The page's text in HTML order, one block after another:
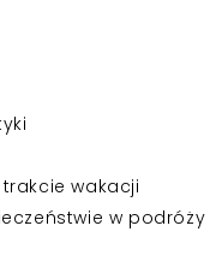
trakcie wakacji
w podróży